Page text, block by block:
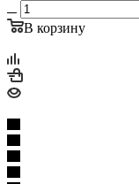
В корзину